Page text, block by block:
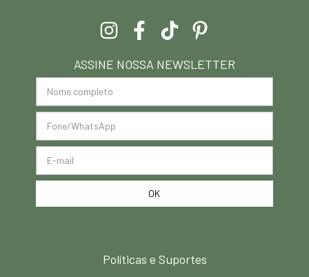
ASSINE NOSSA NEWSLETTER
Políticas e Suportes